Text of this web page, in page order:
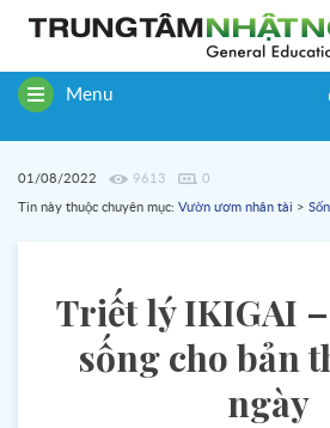
ToggleMenu
01/08/2022 9613 0
Tin này thuộc chuyên mục: Vườn ươm nhân tài >
Triết lý IKIGAI
sống cho bản
ngày